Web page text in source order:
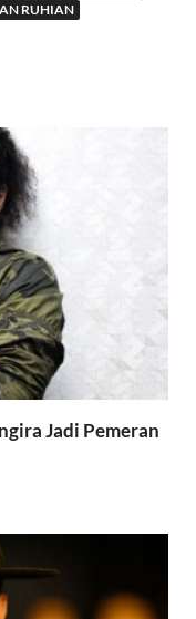
RUHIAN
Jadi Pemeran